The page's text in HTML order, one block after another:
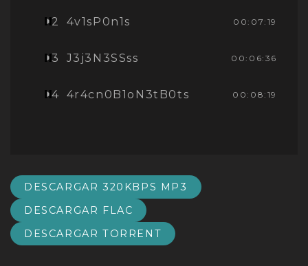
2 4v1sP0n1s 00:07:19
3 J3j3N3SSss 00:06:36
4 4r4cn0B1oN3tB0ts 00:08:19
DESCARGAR 320KBPS MP3
DESCARGAR FLAC
DESCARGAR TORRENT